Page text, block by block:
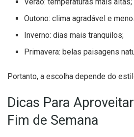
Outono: clima agradável e
Inverno: dias mais tranquilos;
Primavera: belas paisagens
Portanto, a escolha depende do
Dicas Para
Fim de Semana